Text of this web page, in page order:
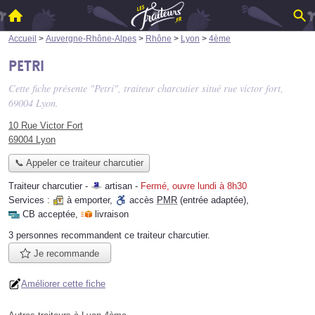
Accueil > Auvergne-Rhône-Alpes > Rhône > Lyon > 4ème
Petri
Cette fiche présente "Petri", traiteur charcutier situé rue victor fort,
69004 Lyon.
10 Rue Victor Fort
69004 Lyon
📞 Appeler ce traiteur charcutier
Traiteur charcutier - artisan - Fermé, ouvre lundi à 8h30
Services :
à emporter, accès PMR (entrée adaptée),
CB acceptée,
livraison
3 personnes recommandent ce traiteur charcutier.
Je recommande
Améliorer cette fiche